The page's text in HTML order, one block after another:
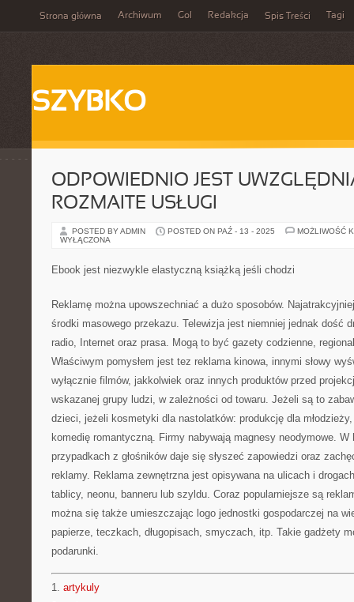
Strona główna Archiwum Gol Redakcja Spis Treści Tagi
SZYBKO
ODPOWIEDNIO JEST
ROZMAITE USŁUGI
POSTED BY ADMIN POSTED ON PAŹ - 13 - 2025
MOŻLIWOŚĆ
WYŁĄCZONA
Ebook jest niezwykle elastyczną książką jeśli chodzi
Reklamę można upowszechniać a dużo sposobów.
środki masowego przekazu. Telewizja jest niemniej jednak dość
radio, Internet oraz prasa. Mogą to być gazety codzienne,
Właściwym pomysłem jest tez reklama kinowa, innymi słowy
wyłącznie filmów, jakkolwiek oraz innych produktów przed
wskazanej grupy ludzi, w zależności od towaru. Jeżeli są to
dzieci, jeżeli kosmetyki dla nastolatków: produkcję dla
komedię romantyczną. Firmy nabywają magnesy neodymowe. W
przypadkach z głośników daje się słyszeć zapowiedzi oraz
reklamy. Reklama zewnętrzna jest opisywana na ulicach i
tablicy, neonu, banneru lub szyldu. Coraz popularniejsze są
można się także umieszczając logo jednostki gospodarczej na
papierze, teczkach, długopisach, smyczach, itp. Takie gadżety
podarunki.
1. artykuly